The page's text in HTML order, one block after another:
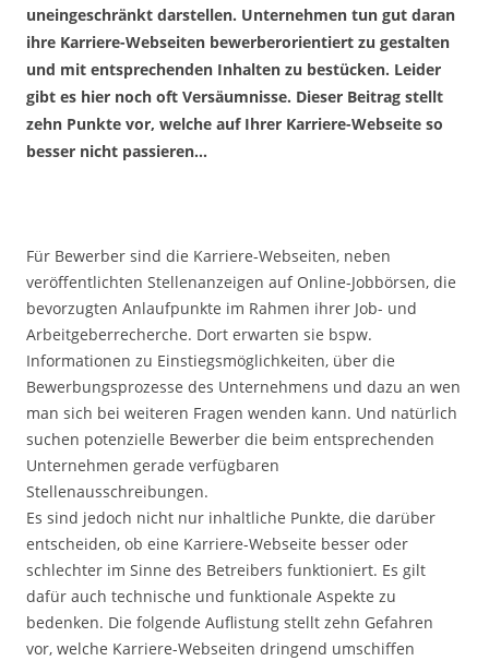
uneingeschränkt darstellen. Unternehmen tun gut daran
ihre Karriere-Webseiten bewerberorientiert zu gestalten
und mit entsprechenden Inhalten zu bestücken. Leider
gibt es hier noch oft Versäumnisse. Dieser Beitrag stellt
zehn Punkte vor, welche auf Ihrer Karriere-Webseite so
besser nicht passieren…
Für Bewerber sind die Karriere-Webseiten, neben
veröffentlichten Stellenanzeigen auf Online-Jobbörsen, die
bevorzugten Anlaufpunkte im Rahmen ihrer Job- und
Arbeitgeberrecherche. Dort erwarten sie bspw.
Informationen zu Einstiegsmöglichkeiten, über die
Bewerbungsprozesse des Unternehmens und dazu an wen
man sich bei weiteren Fragen wenden kann. Und natürlich
suchen potenzielle Bewerber die beim entsprechenden
Unternehmen gerade verfügbaren
Stellenausschreibungen.
Es sind jedoch nicht nur inhaltliche Punkte, die darüber
entscheiden, ob eine Karriere-Webseite besser oder
schlechter im Sinne des Betreibers funktioniert. Es gilt
dafür auch technische und funktionale Aspekte zu
bedenken. Die folgende Auflistung stellt zehn Gefahren
vor, welche Karriere-Webseiten dringend umschiffen